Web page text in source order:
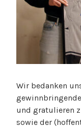
Wir bedanken
und gratulieren
sowie der